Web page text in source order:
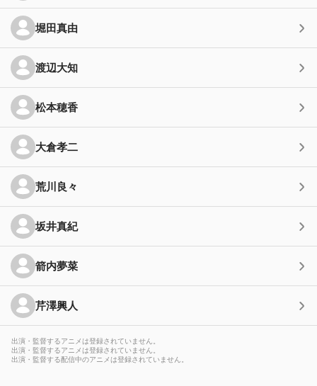
堀田真由
渡辺大知
松本穂香
大倉孝二
荒川良々
坂井真紀
箭内夢菜
芹澤興人
出演・監督するアニメは登録されていません。
出演・監督するアニメは登録されていません。
出演・監督する配信中のアニメは登録されていません。